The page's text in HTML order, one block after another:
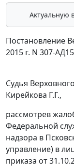
Актуальную
Постановление
2015 г. N 307-
Судья
Кирейкова Г.Г.,
рассмотрев
Федеральной
надзора в
управление) в
приказа от